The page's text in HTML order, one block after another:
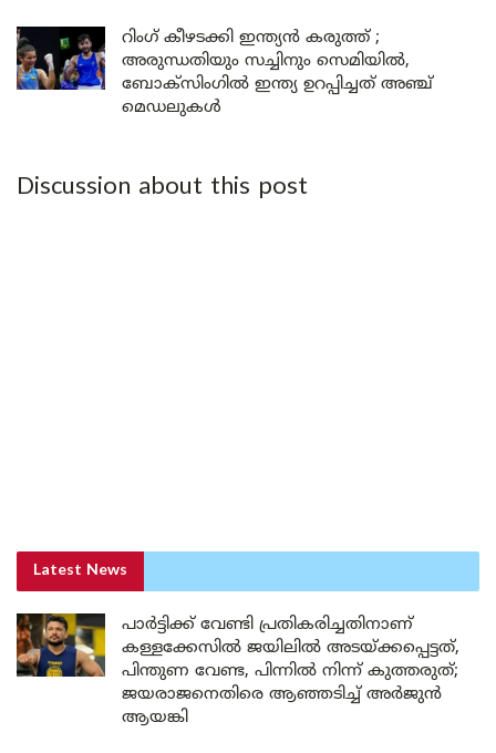
റിംഗ് കീഴടക്കി ഇന്ത്യൻ കരുത്ത് ;
അരുന്ധതിയും സച്ചിനും സെമിയിൽ,
ബോക്സിംഗിൽ ഇന്ത്യ ഉറപ്പിച്ചത് അഞ്ച്
മെഡലുകൾ
Discussion about this post
Latest News
പാർട്ടിക്ക് വേണ്ടി പ്രതികരിച്ചതിനാണ്
കള്ളക്കേസിൽ ജയിലിൽ അടയ്ക്കപ്പെട്ടത്,
പിന്തുണ വേണ്ട, പിന്നിൽ നിന്ന് കുത്തരുത്;
ജയരാജനെതിരെ ആഞ്ഞടിച്ച് അർജുൻ
ആയങ്കി